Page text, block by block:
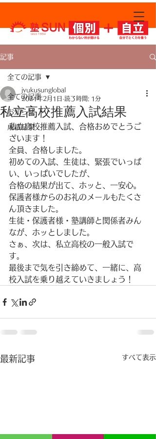
since 1994
記事
全ての記事
お知らせ
成績結果
全ての記事
私立高校推薦入試結果
jyukusunglobal
2021年2月1日 読了時間: 1分
私立高校推薦入試、合格おめでとうご
ざいます！
全員、合格しました。
初めての入試、生徒は、緊張でいっぱ
い、いっぱいでしたが、
合格の結果が出て、ホッと、一安心。
保護者様からのお礼のメールもたくさ
ん頂きました。
生徒・保護者様・塾講師と関係者みん
なが、ホッとしました。
さぁ、次は、私立高校の一般入試で
す。
最後まで気を引き締めて、一緒に、高
校入試を乗り越えていきましょう！
最新記事 すべて表示